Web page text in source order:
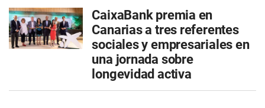
CaixaBank premia en
Canarias a tres referentes
sociales y empresariales en
una jornada sobre
longevidad activa